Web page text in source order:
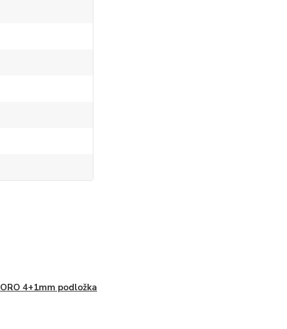
ORO 4+1mm podložka